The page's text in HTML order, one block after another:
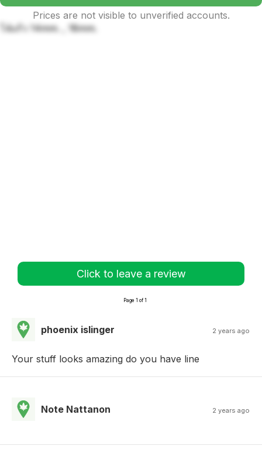
Prices are not visible to unverified accounts.
โจ๋แก้ว 14mm. , 18mm.
Click to leave a review
Page 1 of 1
phoenix islinger 2 years ago
Your stuff looks amazing do you have line
Note Nattanon 2 years ago